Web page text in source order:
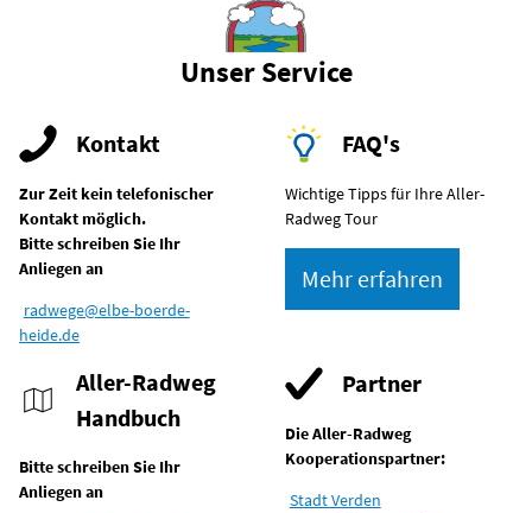
Unser Service
Kontakt
Zur Zeit kein telefonischer
Kontakt möglich.
Bitte schreiben Sie Ihr
Anliegen an
radwege@elbe-boerde-
heide.de
FAQ's
Wichtige Tipps für Ihre Aller-
Radweg Tour
Mehr erfahren
Aller-Radweg
Handbuch
Bitte schreiben Sie Ihr
Anliegen an
Partner
Die Aller-Radweg
Kooperationspartner:
Stadt Verden